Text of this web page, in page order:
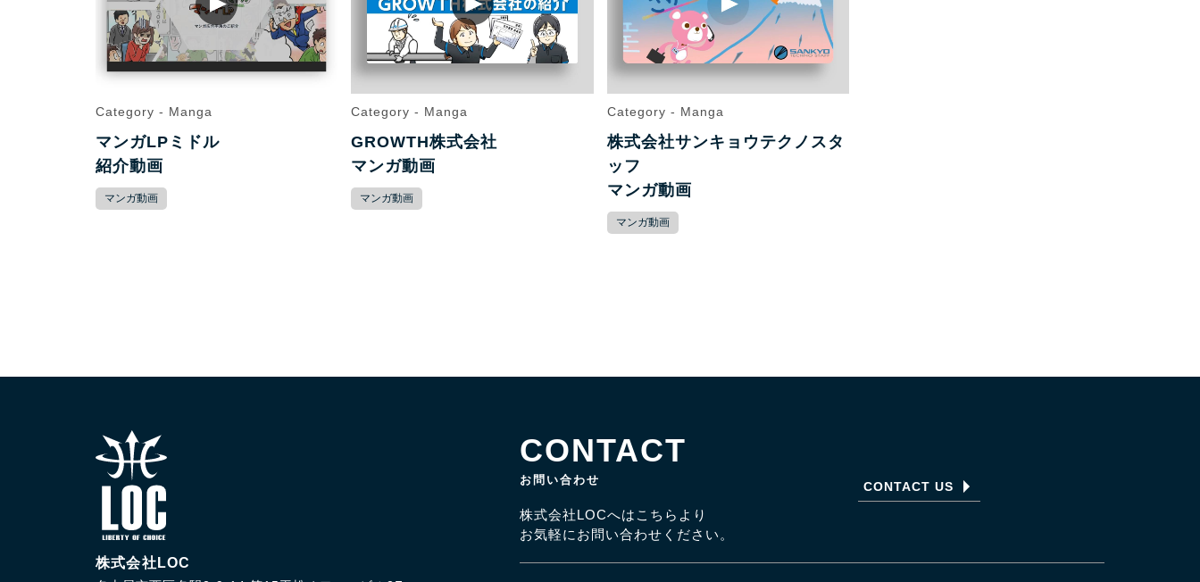
Category - Manga
マンガLPミドル
紹介動画
マンガ動画
Category - Manga
GROWTH株式会社
マンガ動画
マンガ動画
Category - Manga
株式会社サンキョウテクノスタ
ッフ
マンガ動画
マンガ動画
CONTACT
お問い合わせ
株式会社LOCへはこちらより
お気軽にお問い合わせください。
CONTACT US
株式会社LOC